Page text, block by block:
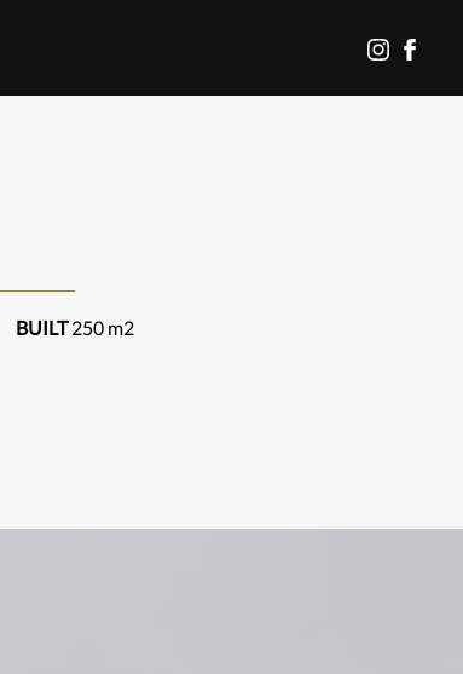
בוטנסקילעמוד
של
BUILT250 m2